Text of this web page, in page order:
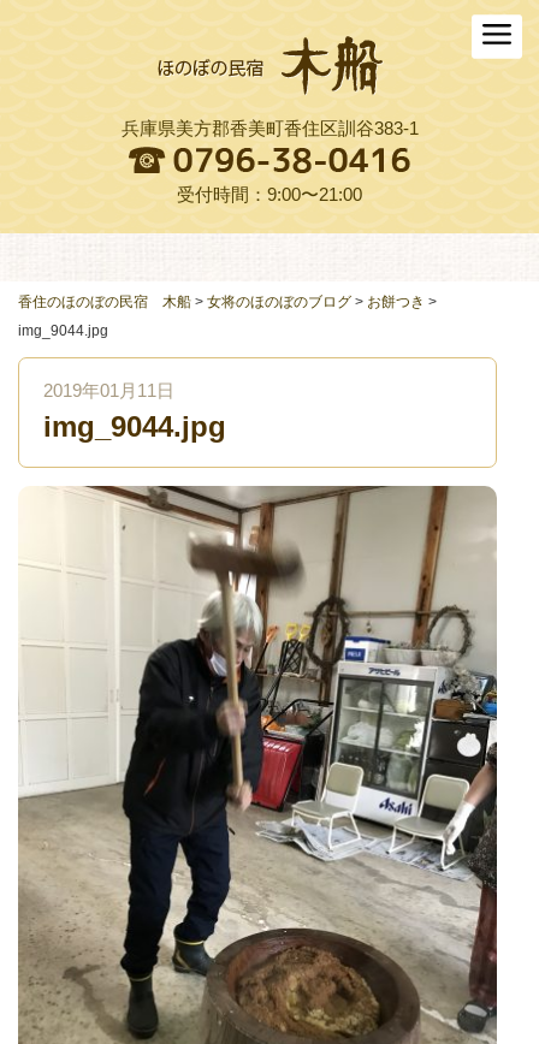
兵庫県美方郡香美町香住区訓谷383-1
受付時間：9:00〜21:00
交通アクセス
よくある質問
お役立ちリンク集
ご予約プラン一覧
香住のほのぼの民宿 木船 > 女将のほのぼのブログ > お餅つき >
img_9044.jpg
2019年01月11日
img_9044.jpg